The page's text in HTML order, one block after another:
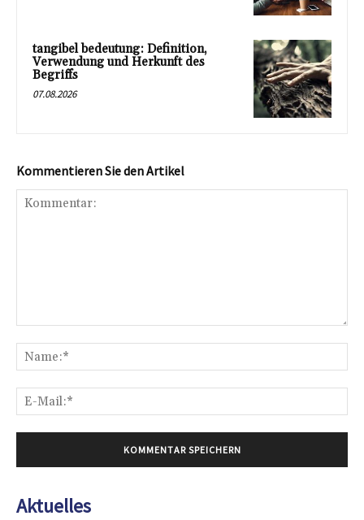
tangibel bedeutung: Definition,
Verwendung und Herkunft des
Begriffs
07.08.2026
Kommentieren Sie den Artikel
Aktuelles